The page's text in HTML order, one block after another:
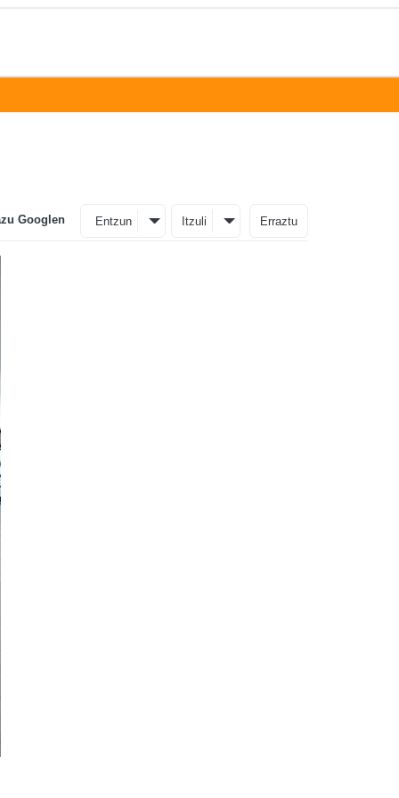
Googlen Entzun Itzuli Erraztu